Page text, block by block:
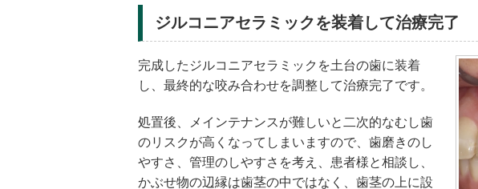
ジルコニアセラミックを装着して治療完了
完成したジルコニアセラミックを土台の歯に装着
し、最終的な咬み合わせを調整して治療完了です。
処置後、メインテナンスが難しいと二次的なむし歯
のリスクが高くなってしまいますので、歯磨きのし
やすさ、管理のしやすさを考え、患者様と相談し、
かぶせ物の辺縁は歯茎の中ではなく、歯茎の上に設